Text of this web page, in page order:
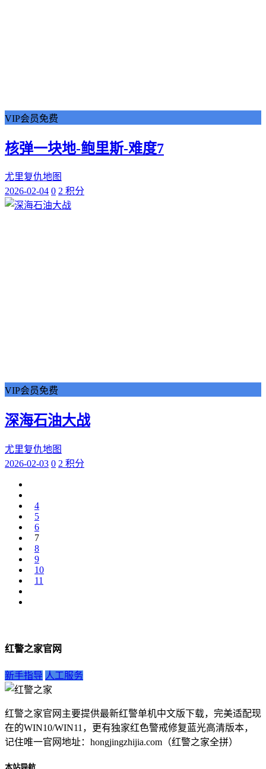
VIP会员免费
核弹一块地-鲍里斯-难度7
尤里复仇地图
2026-02-04 0 2 积分
VIP会员免费
深海石油大战
尤里复仇地图
2026-02-03 0 2 积分
4
5
6
7
8
9
10
11
红警之家官网
新手指导 人工服务
红警之家官网主要提供最新红警单机中文版下载，完美适配现
在的WIN10/WIN11，更有独家红色警戒修复蓝光高清版本，
记住唯一官网地址：hongjingzhijia.com（红警之家全拼）